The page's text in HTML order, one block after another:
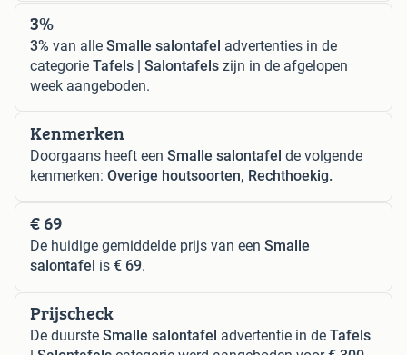
3%
3% van alle Smalle salontafel advertenties in de
categorie Tafels | Salontafels zijn in de afgelopen
week aangeboden.
Kenmerken
Doorgaans heeft een Smalle salontafel de volgende
kenmerken: Overige houtsoorten, Rechthoekig.
€ 69
De huidige gemiddelde prijs van een Smalle
salontafel is € 69.
Prijscheck
De duurste Smalle salontafel advertentie in de Tafels